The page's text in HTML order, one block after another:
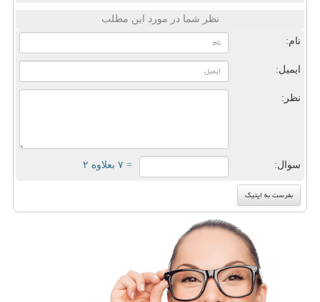
نظر شما در مورد این مطلب
نام:
ایمیل:
نظر:
سوال: = ۷ بعلاوه ۲